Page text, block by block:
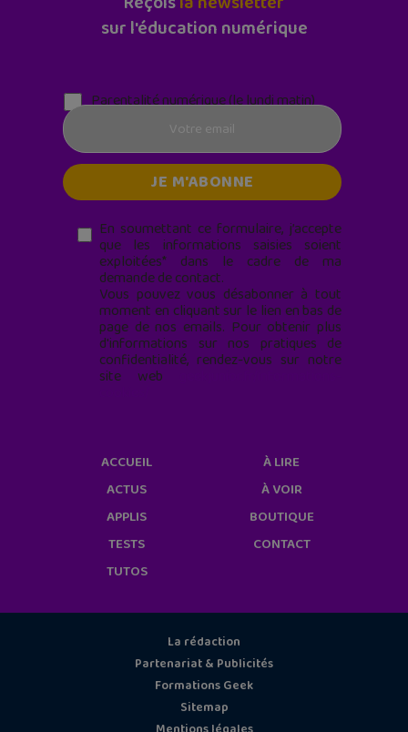
sur l'éducation numérique
Parentalité numérique (le lundi matin)
En soumettant ce formulaire, j’accepte
que les informations saisies soient
exploitées* dans le cadre de ma
demande de contact.
Vous pouvez vous désabonner à tout
moment en cliquant sur le lien en bas de
page de nos emails. Pour obtenir plus
d'informations sur nos pratiques de
confidentialité, rendez-vous sur notre
site web
ACCUEIL
ACTUS
APPLIS
TESTS
TUTOS
À LIRE
À VOIR
BOUTIQUE
CONTACT
La rédaction
Partenariat & Publicités
Formations Geek
Sitemap